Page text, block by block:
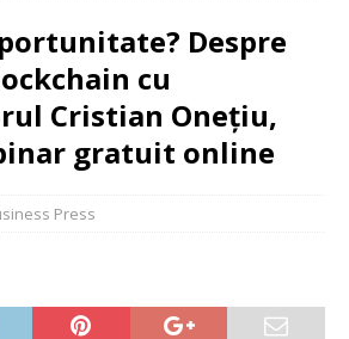
Despre
cu
Cristian Onețiu,
gratuit online
Press